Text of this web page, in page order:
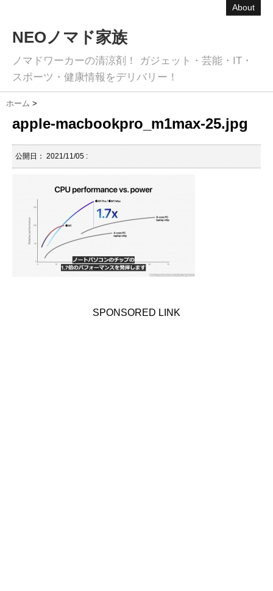
About
NEOノマド家族
ノマドワーカーの清涼剤！ ガジェット・芸能・IT・
スポーツ・健康情報をデリバリー！
ホーム >
apple-macbookpro_m1max-25.jpg
公開日： 2021/11/05 :
SPONSORED LINK